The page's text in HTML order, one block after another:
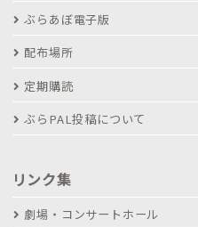
ぶらあぼ電子版
配布場所
定期購読
ぶらPAL投稿について
リンク集
劇場・コンサートホール